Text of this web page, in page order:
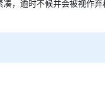
，逾时不候并会被视作弃